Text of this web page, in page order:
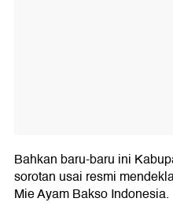
Bahkan baru-baru ini
sorotan usai resmi
Mie Ayam Bakso Indonesia.